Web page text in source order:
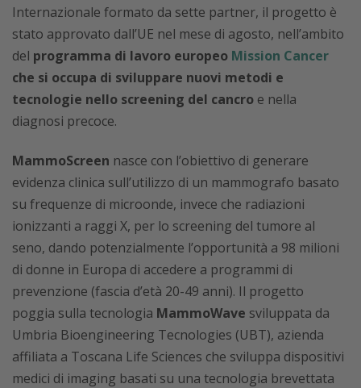
Internazionale formato da sette partner, il progetto è
stato approvato dall’UE nel mese di agosto, nell’ambito
del programma di lavoro europeo Mission Cancer
che si occupa di sviluppare nuovi metodi e
tecnologie nello screening del cancro e nella
diagnosi precoce.
MammoScreen nasce con l’obiettivo di generare
evidenza clinica sull’utilizzo di un mammografo basato
su frequenze di microonde, invece che radiazioni
ionizzanti a raggi X, per lo screening del tumore al
seno, dando potenzialmente l’opportunità a 98 milioni
di donne in Europa di accedere a programmi di
prevenzione (fascia d’età 20-49 anni). Il progetto
poggia sulla tecnologia MammoWave sviluppata da
Umbria Bioengineering Tecnologies (UBT), azienda
affiliata a Toscana Life Sciences che sviluppa dispositivi
medici di imaging basati su una tecnologia brevettata